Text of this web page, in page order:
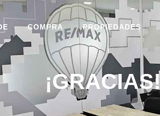
COMPRA PROPIEDADES
¡GRACIAS!